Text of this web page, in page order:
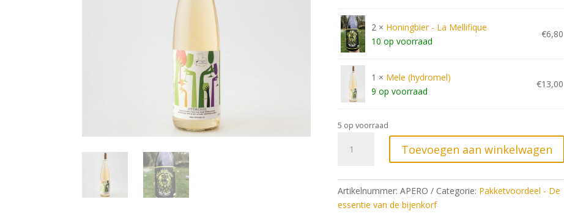
2 × Honingbier - La Mellifique
10 op voorraad
€6,80
1 × Mele (hydromel)
9 op voorraad
€13,00
5 op voorraad
apéritif
Toevoegen aan winkelwagen
Artikelnummer: APERO Categorie: Pakketvoordeel - De
essentie van de bijenkorf